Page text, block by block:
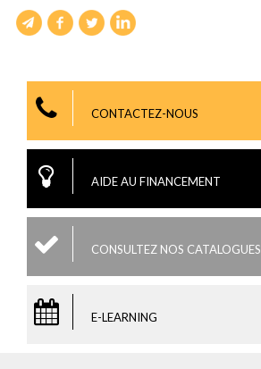
CONTACTEZ-NOUS
AIDE AU FINANCEMENT
CONSULTEZ NOS CATALOGUES
E-LEARNING